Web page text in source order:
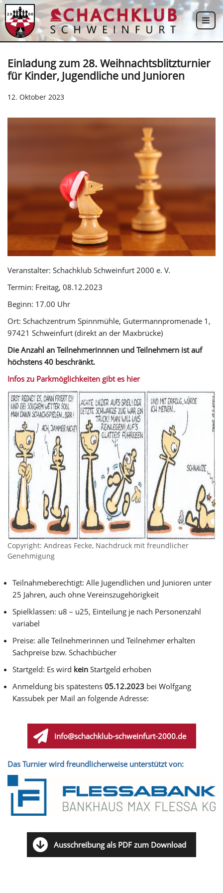
Zum
Inhalt
Einladung zum 28. Weihnachtsblitzturnier
für Kinder, Jugendliche und Junioren
12. Oktober 2023
Veranstalter: Schachklub Schweinfurt 2000 e. V.
Termin: Freitag, 08.12.2023
Beginn: 17.00 Uhr
Ort: Schachzentrum Spinnmühle, Gutermannpromenade 1,
97421 Schweinfurt (direkt an der Maxbrücke)
Die Anzahl an Teilnehmerinnnen und Teilnehmern ist auf
höchstens 40 beschränkt.
Infos zu Parkmöglichkeiten gibt es hier
Copyright: Andreas Fecke, Nachdruck mit freundlicher
Genehmigung
Teilnahmeberechtigt: Alle Jugendlichen und Junioren unter
25 Jahren, auch ohne Vereinszugehörigkeit
Spielklassen: u8 – u25, Einteilung je nach Personenzahl
variabel
Preise: alle Teilnehmerinnen und Teilnehmer erhalten
Sachpreise bzw. Schachbücher
Startgeld: Es wird kein Startgeld erhoben
Anmeldung bis spätestens 05.12.2023 bei Wolfgang
Kassubek per Mail an folgende Adresse:
info@schachklub-schweinfurt-2000.de
Das Turnier wird freundlicherweise unterstützt von:
Ausschreibung als PDF zum Download